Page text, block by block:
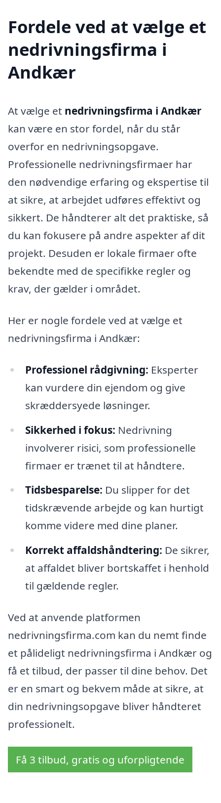
Fordele ved at vælge et
nedrivningsfirma i
Andkær
At vælge et nedrivningsfirma i Andkær
kan være en stor fordel, når du står
overfor en nedrivningsopgave.
Professionelle nedrivningsfirmaer har
den nødvendige erfaring og ekspertise til
at sikre, at arbejdet udføres effektivt og
sikkert. De håndterer alt det praktiske, så
du kan fokusere på andre aspekter af dit
projekt. Desuden er lokale firmaer ofte
bekendte med de specifikke regler og
krav, der gælder i området.
Her er nogle fordele ved at vælge et
nedrivningsfirma i Andkær:
Professionel rådgivning: Eksperter
kan vurdere din ejendom og give
skræddersyede løsninger.
Sikkerhed i fokus: Nedrivning
involverer risici, som professionelle
firmaer er trænet til at håndtere.
Tidsbesparelse: Du slipper for det
tidskrævende arbejde og kan hurtigt
komme videre med dine planer.
Korrekt affaldshåndtering: De sikrer,
at affaldet bliver bortskaffet i henhold
til gældende regler.
Ved at anvende platformen
nedrivningsfirma.com kan du nemt finde
et pålideligt nedrivningsfirma i Andkær og
få et tilbud, der passer til dine behov. Det
er en smart og bekvem måde at sikre, at
din nedrivningsopgave bliver håndteret
professionelt.
Få 3 tilbud, gratis og uforpligtende